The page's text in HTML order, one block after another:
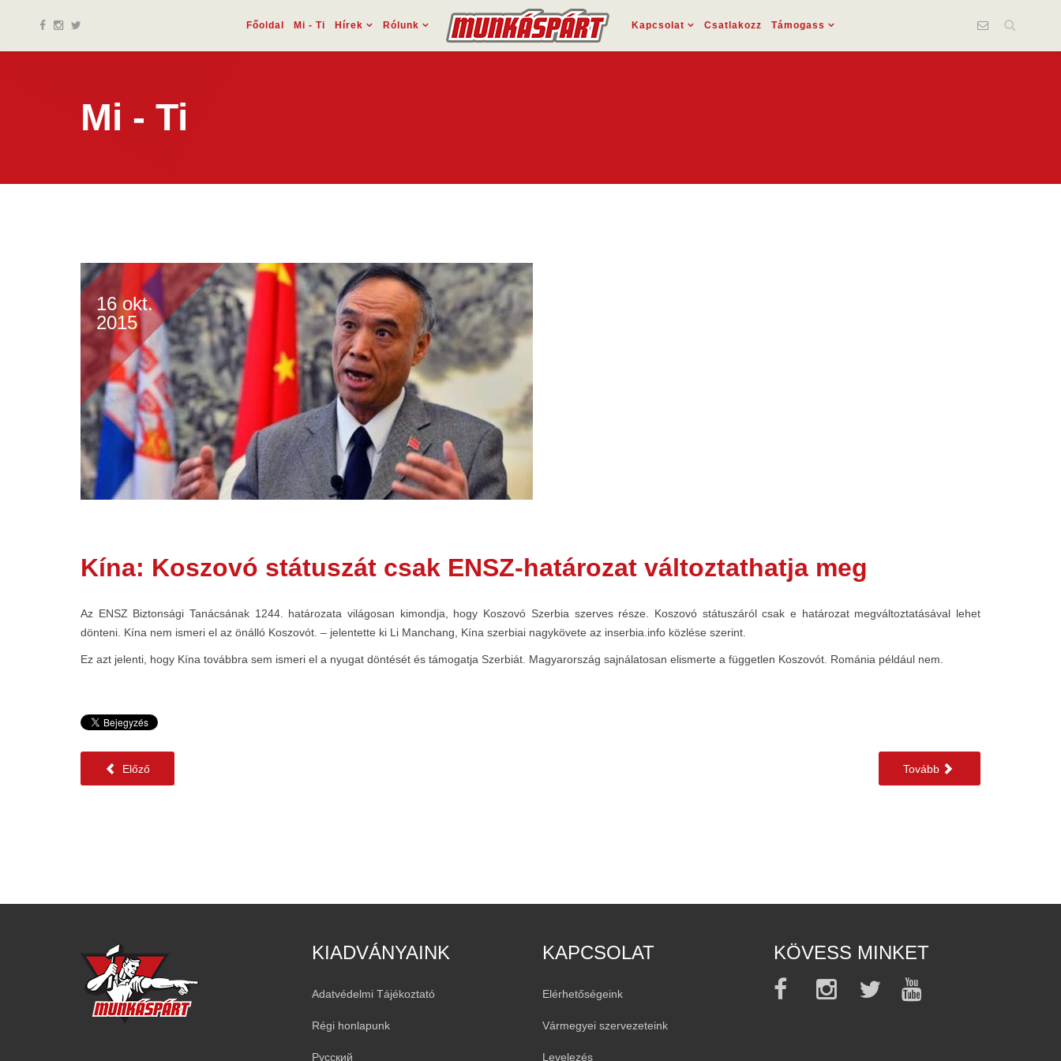
Főoldal Mi - Ti Hírek Rólunk Kapcsolat Csatlakozz Támogass
Mi - Ti
16 okt.
2015
Kína: Koszovó státuszát csak ENSZ-határozat változtathatja meg
Az ENSZ Biztonsági Tanácsának 1244. határozata világosan kimondja, hogy Koszovó Szerbia szerves része. Koszovó státuszáról csak e határozat megváltoztatásával lehet
dönteni. Kína nem ismeri el az önálló Koszovót. – jelentette ki Li Manchang, Kína szerbiai nagykövete az inserbia.info közlése szerint.
Ez azt jelenti, hogy Kína továbbra sem ismeri el a nyugat döntését és támogatja Szerbiát. Magyarország sajnálatosan elismerte a független Koszovót. Románia például nem.
Előző Tovább
KIADVÁNYAINK
Adatvédelmi Tájékoztató
Régi honlapunk
Русский
KAPCSOLAT
Elérhetőségeink
Vármegyei szervezeteink
Levelezés
KÖVESS MINKET